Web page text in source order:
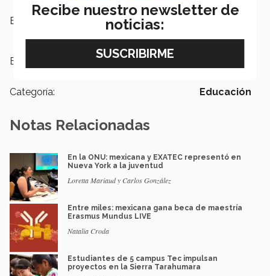
Escuelas:
Etiquetas: Educación , Vinculación y Prestigio
Categoría: Educación
Notas Relacionadas
En la ONU: mexicana y EXATEC representó en
Nueva York a la juventud
Loretta Mariaud y Carlos González
Entre miles: mexicana gana beca de maestría
Erasmus Mundus LIVE
Natalia Croda
Estudiantes de 5 campus Tec impulsan
proyectos en la Sierra Tarahumara
Recibe nuestro newsletter de
noticias: